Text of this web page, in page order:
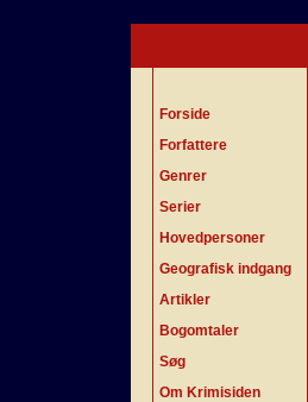
Forside
Forfattere
Genrer
Serier
Hovedpersoner
Geografisk indgang
Artikler
Bogomtaler
Søg
Om Krimisiden